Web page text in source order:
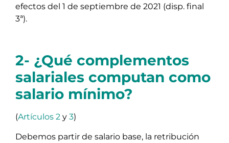
efectos del 1 de septiembre de 2021 (disp. final
3ª).
2- ¿Qué complementos
salariales computan como
salario mínimo?
(Artículos 2 y 3)
Debemos partir de salario base, la retribución